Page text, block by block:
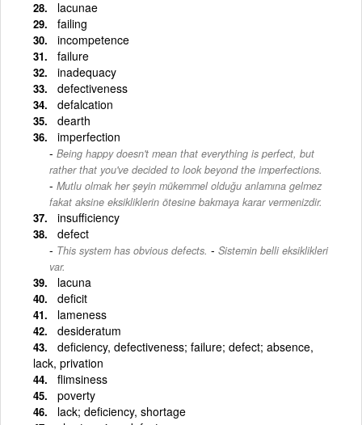
lacunae
failing
incompetence
failure
inadequacy
defectiveness
defalcation
dearth
imperfection
Being happy doesn't mean that everything is perfect, but
rather that you've decided to look beyond the imperfections.
- Mutlu olmak her şeyin mükemmel olduğu anlamına gelmez
fakat aksine eksikliklerin ötesine bakmaya karar vermenizdir.
insufficiency
defect
This system has obvious defects. - Sistemin belli eksiklikleri
var.
lacuna
deficit
lameness
desideratum
deficiency, defectiveness; failure; defect; absence,
lack, privation
flimsiness
poverty
lack; deficiency, shortage